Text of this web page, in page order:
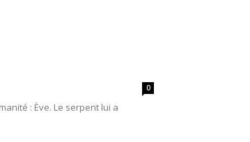
0
: Ève. Le serpent lui a